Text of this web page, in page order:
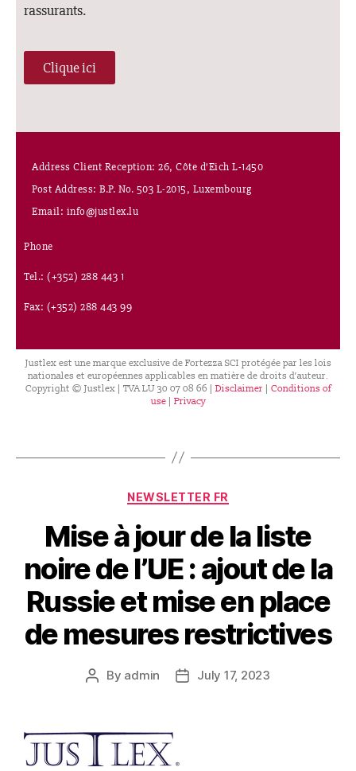
rassurants.
Clique ici
Address Client Reception: 26, Côte d’Eich L-1450
Post Address: B.P. No. 503 L-2015, Luxembourg
Email: info@justlex.lu
Phone
Tel.: (+352) 288 443 1
Fax: (+352) 288 443 99
Justlex est une marque exclusive de Fortezza SCI protégée par les lois
nationales et européennes applicables en matière de droits d’auteur.
Copyright © Justlex | TVA LU 30 07 08 66 | Disclaimer | Conditions of
use| Privacy
NEWSLETTER FR
Mise à jour de la liste
noire de l’UE : ajout de la
Russie et mise en place
de mesures restrictives
By admin July 17, 2023